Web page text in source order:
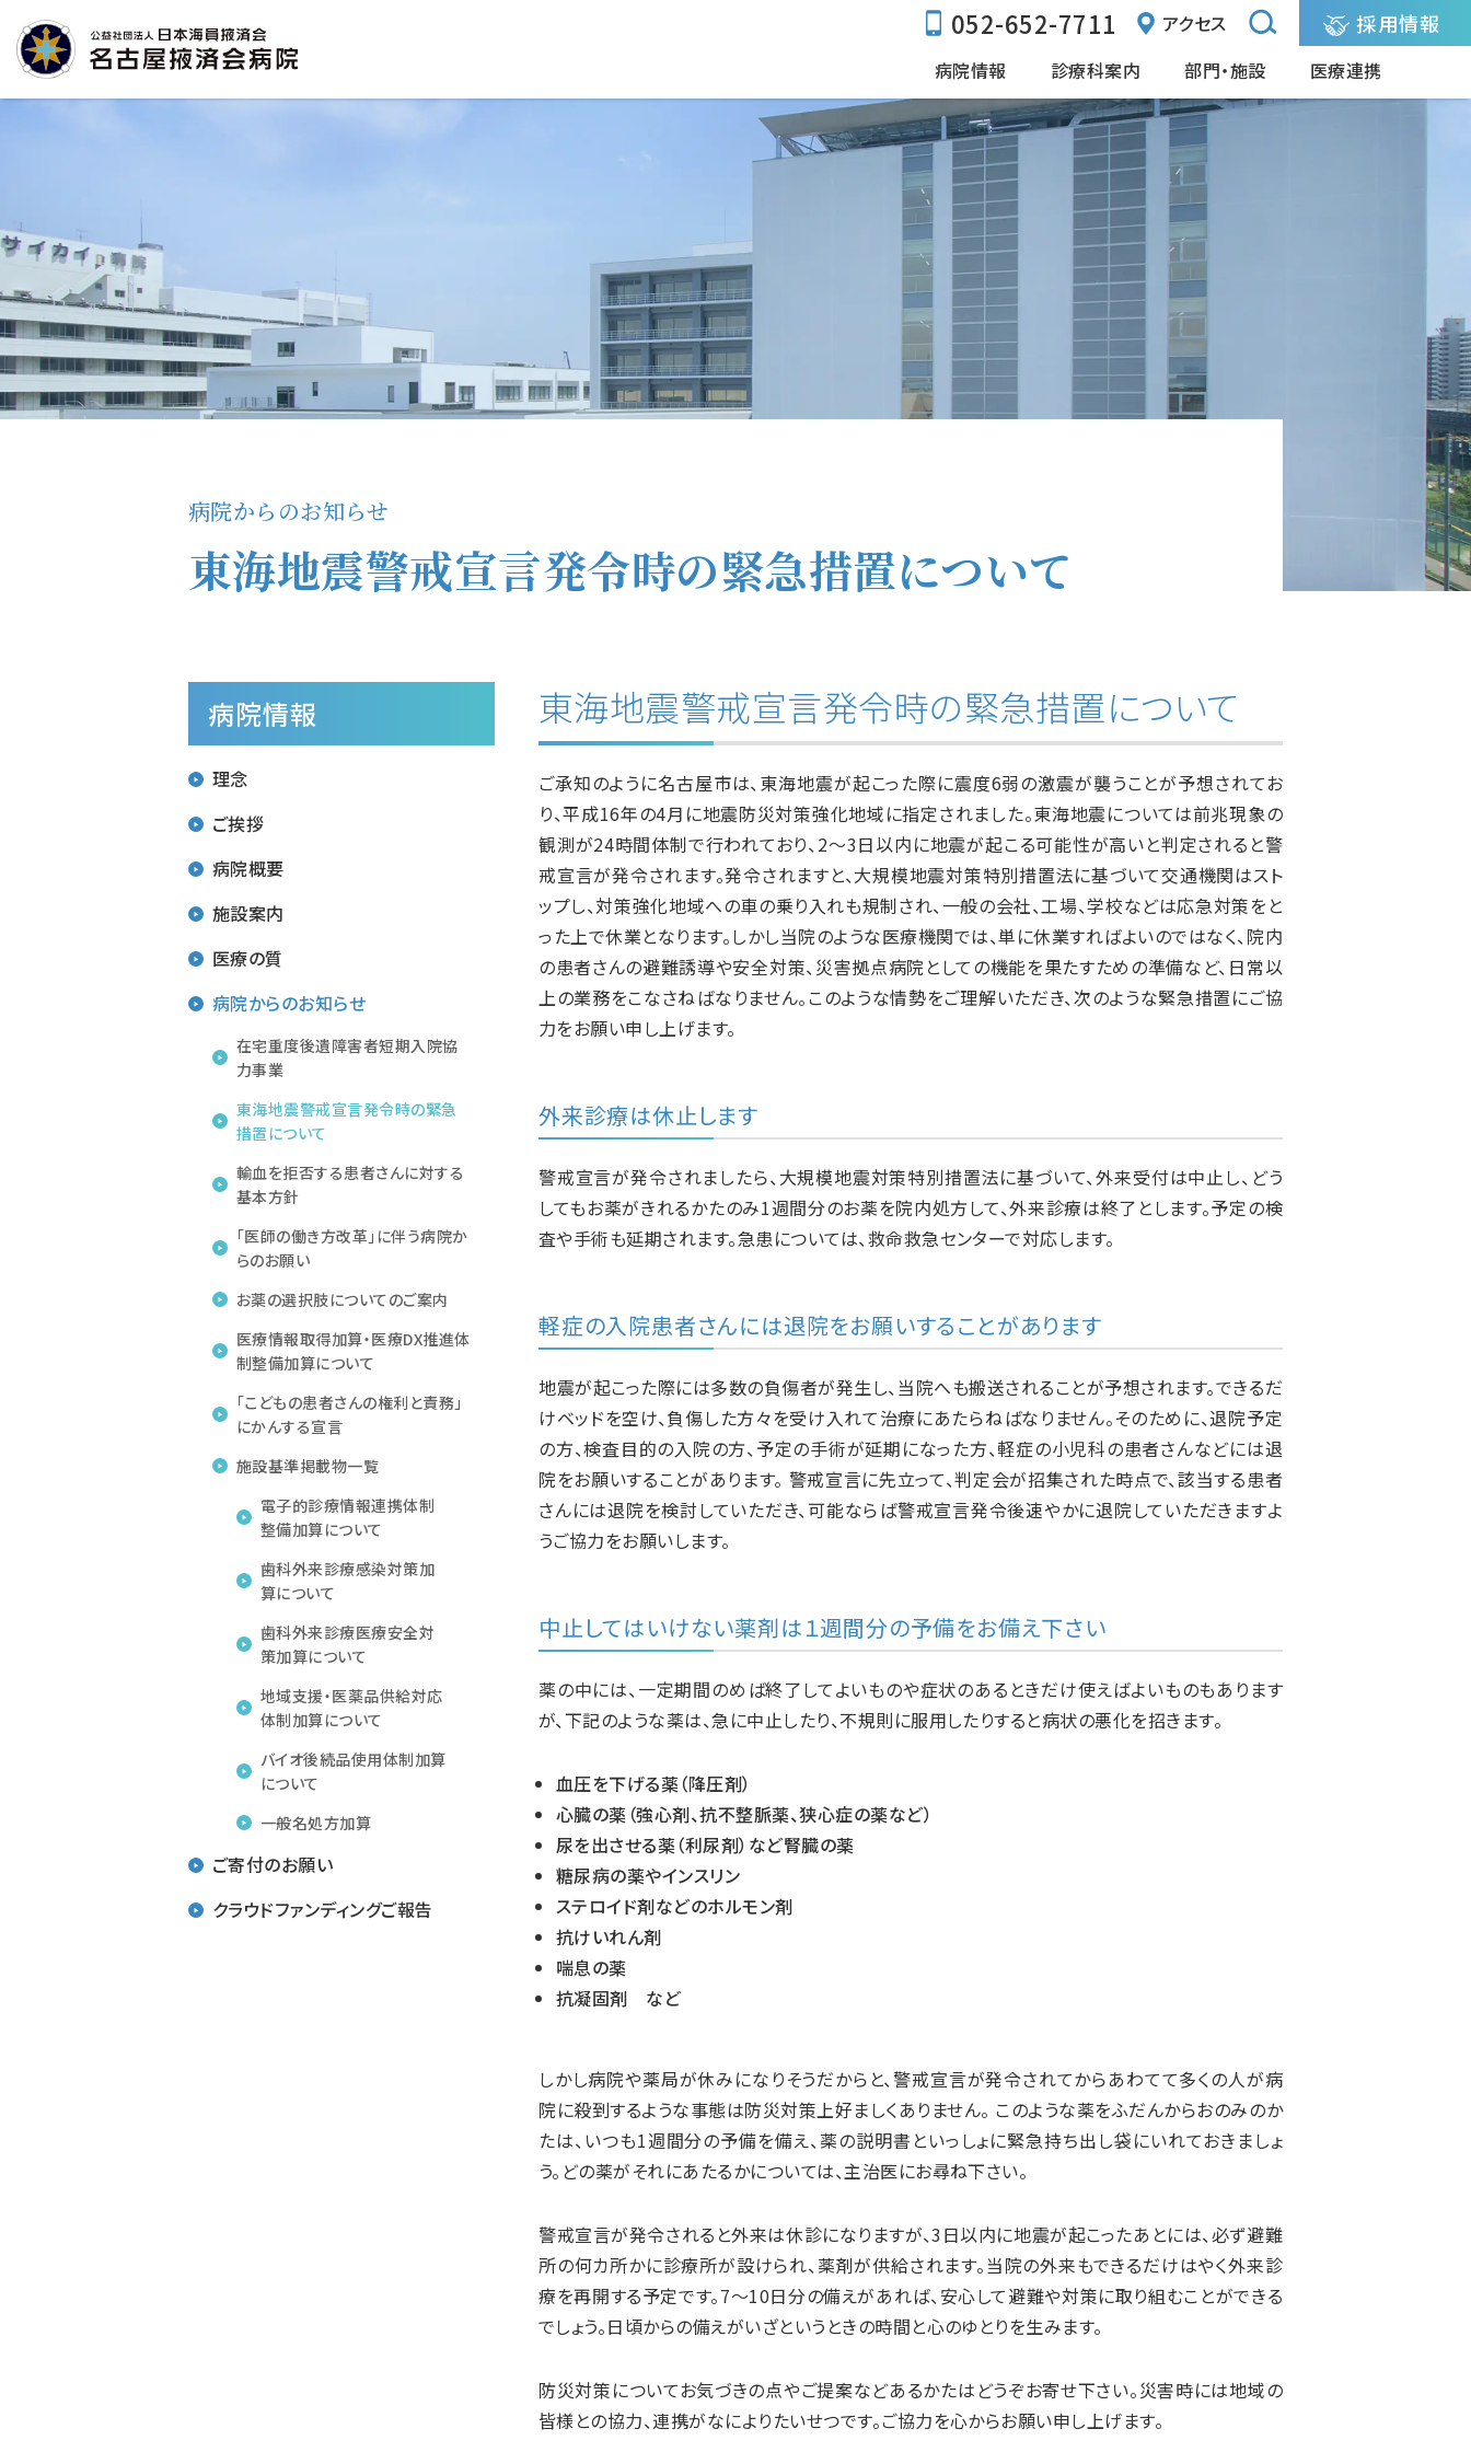
052-652-7711 アクセス 採用情報
病院情報 診療科案内 部門・施設 医療連携
病院からのお知らせ
東海地震警戒宣言発令時の緊急措置について
病院情報
理念
ご挨拶
病院概要
施設基準
学会施設認定
施設案内
医療の質
年報
病院情報の公表
病院機能評価
臨床研修評価
救命救急センター
愛知県がん診療拠点病院
DPC特定病院群の指定について
病院からのお知らせ
在宅重度後遺障害者短期入院協
力事業
東海地震警戒宣言発令時の緊急
措置について
輸血を拒否する患者さんに対する
基本方針
「医師の働き方改革」に伴う病院か
らのお願い
お薬の選択肢についてのご案内
医療情報取得加算・医療DX推進体
制整備加算について
「こどもの患者さんの権利と責務」
にかんする宣言
施設基準掲載物一覧
電子的診療情報連携体制
整備加算について
歯科外来診療感染対策加
算について
歯科外来診療医療安全対
策加算について
地域支援・医薬品供給対応
体制加算について
バイオ後続品使用体制加算
について
一般名処方加算
ご寄付のお願い
クラウドファンディングご報告
東海地震警戒宣言発令時の緊急措置について
ご承知のように名古屋市は、東海地震が起こった際に震度6弱の激震が襲うことが予想されてお
り、平成16年の4月に地震防災対策強化地域に指定されました。東海地震については前兆現象の
観測が24時間体制で行われており、2～3日以内に地震が起こる可能性が高いと判定されると警
戒宣言が発令されます。発令されますと、大規模地震対策特別措置法に基づいて交通機関はスト
ップし、対策強化地域への車の乗り入れも規制され、一般の会社、工場、学校などは応急対策をと
った上で休業となります。しかし当院のような医療機関では、単に休業すればよいのではなく、院内
の患者さんの避難誘導や安全対策、災害拠点病院としての機能を果たすための準備など、日常以
上の業務をこなさねばなりません。このような情勢をご理解いただき、次のような緊急措置にご協
力をお願い申し上げます。
外来診療は休止します
警戒宣言が発令されましたら、大規模地震対策特別措置法に基づいて、外来受付は中止し、どう
してもお薬がきれるかたのみ1週間分のお薬を院内処方して、外来診療は終了とします。予定の検
査や手術も延期されます。急患については、救命救急センターで対応します。
軽症の入院患者さんには退院をお願いすることがあります
地震が起こった際には多数の負傷者が発生し、当院へも搬送されることが予想されます。できるだ
けベッドを空け、負傷した方々を受け入れて治療にあたらねばなりません。そのために、退院予定
の方、検査目的の入院の方、予定の手術が延期になった方、軽症の小児科の患者さんなどには退
院をお願いすることがあります。 警戒宣言に先立って、判定会が招集された時点で、該当する患者
さんには退院を検討していただき、可能ならば警戒宣言発令後速やかに退院していただきますよ
うご協力をお願いします。
中止してはいけない薬剤は１週間分の予備をお備え下さい
薬の中には、一定期間のめば終了してよいものや症状のあるときだけ使えばよいものもあります
が、下記のような薬は、急に中止したり、不規則に服用したりすると病状の悪化を招きます。
血圧を下げる薬（降圧剤）
心臓の薬（強心剤、抗不整脈薬、狭心症の薬など）
尿を出させる薬（利尿剤）など腎臓の薬
糖尿病の薬やインスリン
ステロイド剤などのホルモン剤
抗けいれん剤
喘息の薬
抗凝固剤 など
しかし病院や薬局が休みになりそうだからと、警戒宣言が発令されてからあわてて多くの人が病
院に殺到するような事態は防災対策上好ましくありません。 このような薬をふだんからおのみのか
たは、いつも1週間分の予備を備え、薬の説明書といっしょに緊急持ち出し袋にいれておきましょ
う。どの薬がそれにあたるかについては、主治医にお尋ね下さい。
警戒宣言が発令されると外来は休診になりますが、3日以内に地震が起こったあとには、必ず避難
所の何カ所かに診療所が設けられ、薬剤が供給されます。当院の外来もできるだけはやく外来診
療を再開する予定です。7～10日分の備えがあれば、安心して避難や対策に取り組むことができる
でしょう。日頃からの備えがいざというときの時間と心のゆとりを生みます。
防災対策についてお気づきの点やご提案などあるかたはどうぞお寄せ下さい。災害時には地域の
皆様との協力、連携がなによりたいせつです。ご協力を心からお願い申し上げます。